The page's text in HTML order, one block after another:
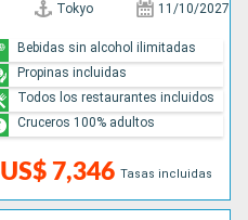
Tokyo 11/10/2027
US$ 7,346 Tasas incluidas
Bebidas sin alcohol ilimitadas
Propinas incluidas
Todos los restaurantes incluidos
Cruceros 100% adultos